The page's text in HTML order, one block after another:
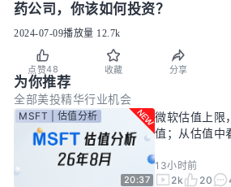
药公司，你该如何投资？
2024-07-09播放量 12.7k
点赞48 收藏 分享
为你推荐
全部美投精华行业机会
20:37
MSFT | 估值分析
微软估值上限
值；从估值中
13小时前
2k
20